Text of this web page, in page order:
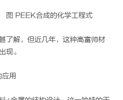
的化学工程式
了解，但近几年，这种高富帅材
现。
用